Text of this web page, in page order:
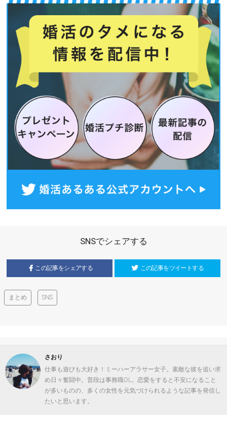
SNSでシェアする
この記事をシェアする この記事をツイートする
まとめ SNS
さおり
仕事も遊びも大好き！ミーハーアラサー女子。素敵な彼を追い求
め日々奮闘中。普段は事務職OL。恋愛をすると不安になること
が多いものの、多くの女性を元気づけられるような記事を発信し
たいと思います。